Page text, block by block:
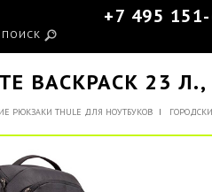
ПОИСК
+7 495
BACKPACK 23
РЮКЗАКИ THULE ДЛЯ НОУТБУКОВ